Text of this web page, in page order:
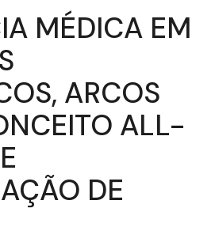
MÉDICA EM
ARCOS
ALL-
DE